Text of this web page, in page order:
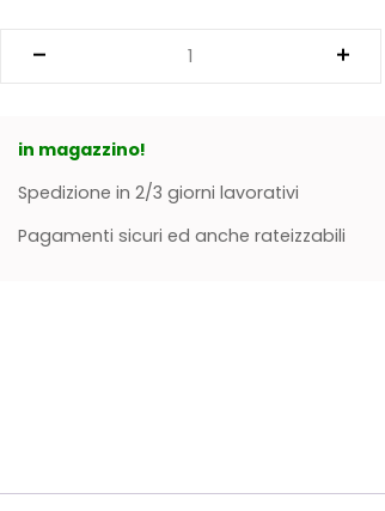
in magazzino!
Spedizione in 2/3 giorni lavorativi
Pagamenti sicuri ed anche rateizzabili